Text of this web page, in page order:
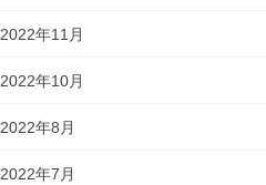
2022年11月
2022年10月
2022年8月
2022年7月